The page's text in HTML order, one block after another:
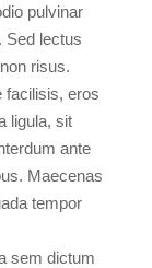
pulvinar
Sed lectus
risus.
facilisis, eros
ligula, sit
ante
Maecenas
tempor
sem dictum